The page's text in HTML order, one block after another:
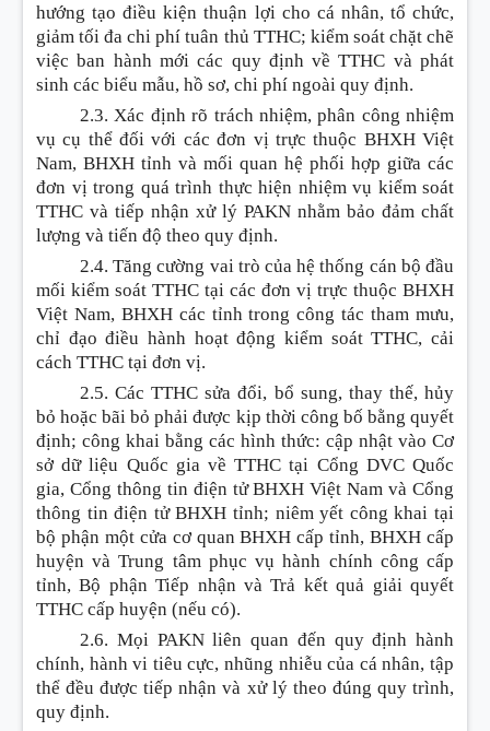
hướng tạo điều kiện thuận lợi cho cá nhân, tổ chức,
giảm tối đa chi phí tuân thủ TTHC; kiểm soát chặt chẽ
việc ban hành mới các quy định về TTHC và phát
sinh các biểu mẫu, hồ sơ, chi phí ngoài quy định.
2.3. Xác định rõ trách nhiệm, phân công nhiệm
vụ cụ thể đối với các đơn vị trực thuộc BHXH Việt
Nam, BHXH tỉnh và mối quan hệ phối hợp giữa các
đơn vị trong quá trình thực hiện nhiệm vụ kiểm soát
TTHC và tiếp nhận xử lý PAKN nhằm bảo đảm chất
lượng và tiến độ theo quy định.
2.4. Tăng cường vai trò của hệ thống cán bộ đầu
mối kiểm soát TTHC tại các đơn vị trực thuộc BHXH
Việt Nam, BHXH các tỉnh trong công tác tham mưu,
chỉ đạo điều hành hoạt động kiểm soát TTHC, cải
cách TTHC tại đơn vị.
2.5. Các TTHC sửa đổi, bổ sung, thay thế, hủy
bỏ hoặc bãi bỏ phải được kịp thời công bố bằng quyết
định; công khai bằng các hình thức: cập nhật vào Cơ
sở dữ liệu Quốc gia về TTHC tại Cổng DVC Quốc
gia, Cổng thông tin điện tử BHXH Việt Nam vàCổng
thông tin điện tử BHXH tỉnh; niêm yết công khai tại
bộ phận một cửa cơ quan BHXH cấp tỉnh, BHXH cấp
huyện và Trung tâm phục vụ hành chính công cấp
tỉnh, Bộ phận Tiếp nhận và Trả kết quả giải quyết
TTHC cấp huyện (nếu có).
2.6. Mọi PAKN liên quan đến quy định hành
chính, hành vi tiêu cực, nhũng nhiễu của cá nhân, tập
thể đều được tiếp nhận và xử lý theo đúng quy trình,
quy định.